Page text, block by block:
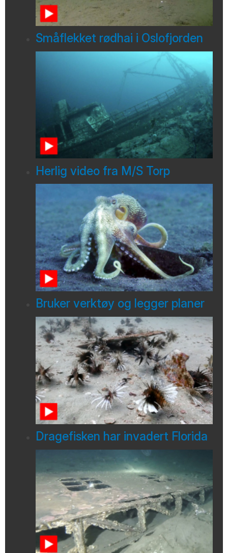
Småflekket rødhai i Oslofjorden
Herlig video fra M/S Torp
Bruker verktøy og legger planer
Dragefisken har invadert Florida